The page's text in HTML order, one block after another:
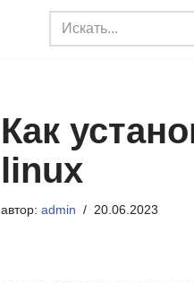
Как
linux
автор: admin 20.06.2023